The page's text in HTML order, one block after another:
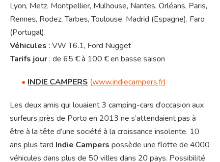
Lyon, Metz, Montpellier, Mulhouse, Nantes, Orléans, Paris,
Rennes, Rodez, Tarbes, Toulouse. Madrid (Espagne), Faro
(Portugal).
Véhicules : VW T6.1, Ford Nugget
Tarifs jour: de 65 € à 100 € en basse saison
• INDIE CAMPERS (www.indiecampers.fr)
Les deux amis qui louaient 3 camping-cars d’occasion aux
surfeurs près de Porto en 2013 ne s’attendaient pas à
être à la tête d’une société à la croissance insolente. 10
ans plus tard Indie Campers possède une flotte de 4000
véhicules dans plus de 50 villes dans 20 pays. Possibilité